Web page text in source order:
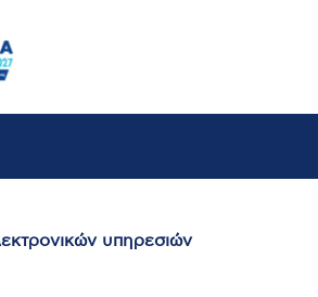
υπηρεσιών